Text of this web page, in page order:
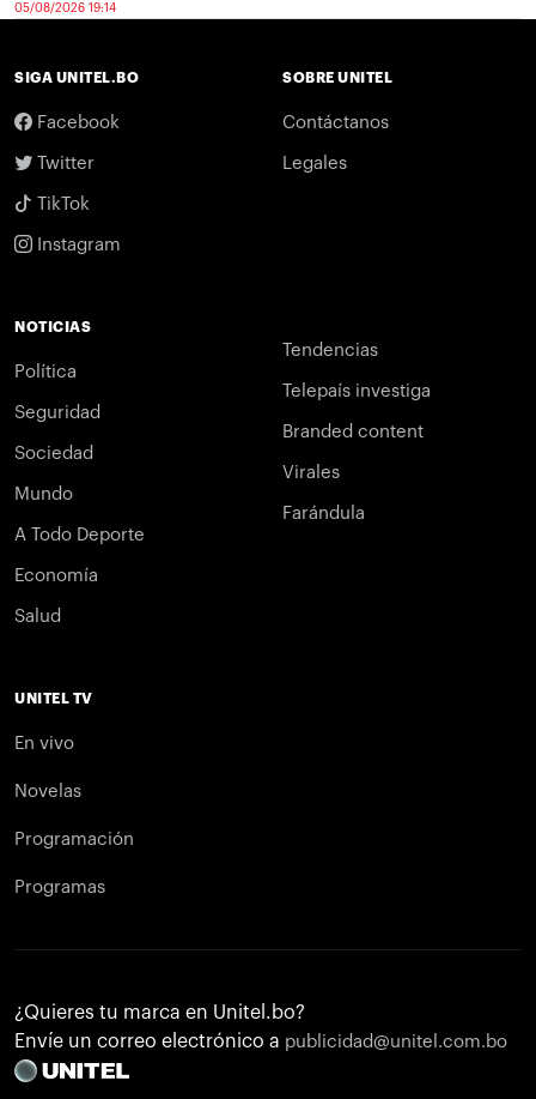
05/08/2026 19:14
SIGA UNITEL.BO
Facebook
Twitter
TikTok
Instagram
SOBRE UNITEL
Contáctanos
Legales
NOTICIAS
Política
Seguridad
Sociedad
Mundo
A Todo Deporte
Economía
Salud
Tendencias
Telepaís investiga
Branded content
Virales
Farándula
UNITEL TV
En vivo
Novelas
Programación
Programas
¿Quieres tu marca en Unitel.bo?
Envíe un correo electrónico a publicidad@unitel.com.bo